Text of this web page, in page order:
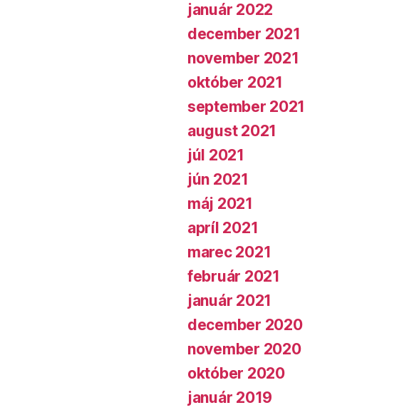
január 2022
december 2021
november 2021
október 2021
september 2021
august 2021
júl 2021
jún 2021
máj 2021
apríl 2021
marec 2021
február 2021
január 2021
december 2020
november 2020
október 2020
január 2019